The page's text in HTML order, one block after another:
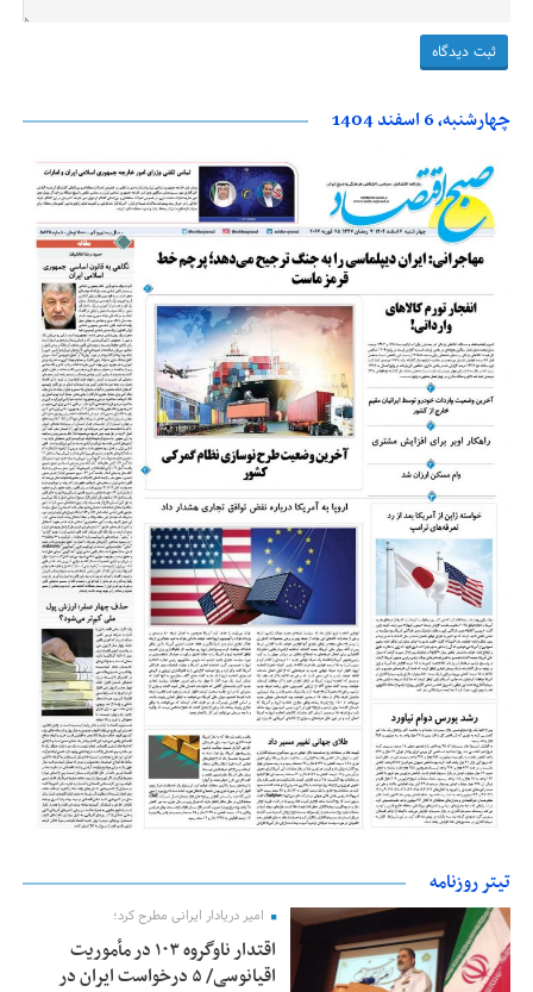
چهارشنبه، 6 اسفند 1404
تیتر روزنامه
امیر دریادار ایرانی مطرح کرد؛
اقتدار ناوگروه ۱۰۳ در مأموریت‌
اقیانوسی/ ۵ درخواست ایران در